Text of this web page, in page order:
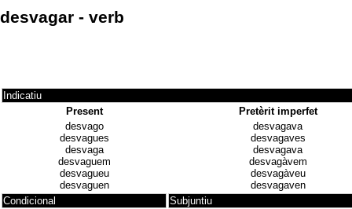
desvagar - verb
Indicatiu
Present
Pretèrit imperfet
desvago
desvagues
desvaga
desvaguem
desvagueu
desvaguen
desvagava
desvagaves
desvagava
desvagàvem
desvagàveu
desvagaven
Condicional
Subjuntiu